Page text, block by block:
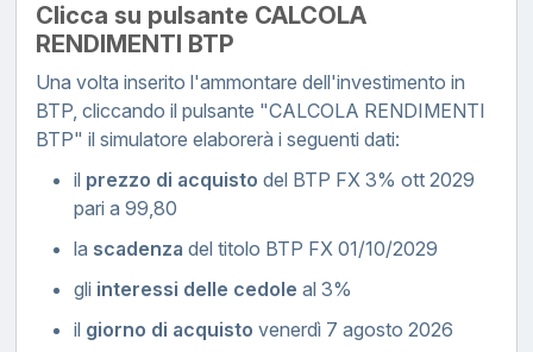
Clicca su pulsante CALCOLA
RENDIMENTI BTP
Una volta inserito l'ammontare dell'investimento in
BTP, cliccando il pulsante "CALCOLA RENDIMENTI
BTP" il simulatore elaborerà i seguenti dati:
il prezzo di acquisto del BTP FX 3% ott 2029
pari a 99,80
la scadenza del titolo BTP FX 01/10/2029
gli interessi delle cedole al 3%
il giorno di acquisto venerdì 7 agosto 2026